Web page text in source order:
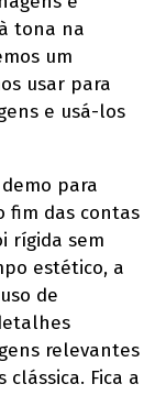
tona na
um
usar para
e usá-los
para
fim das contas
rígida sem
estético, a
de
relevantes
Fica a